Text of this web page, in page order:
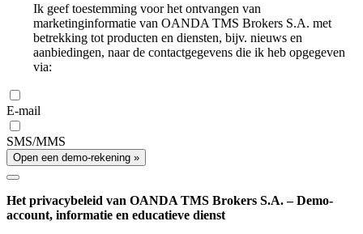
Ik geef toestemming voor het ontvangen van
marketinginformatie van OANDA TMS Brokers S.A. met
betrekking tot producten en diensten, bijv. nieuws en
aanbiedingen, naar de contactgegevens die ik heb opgegeven
via:
E-mail
SMS/MMS
Open een demo-rekening »
Het privacybeleid van OANDA TMS Brokers S.A. – Demo-
account, informatie en educatieve dienst